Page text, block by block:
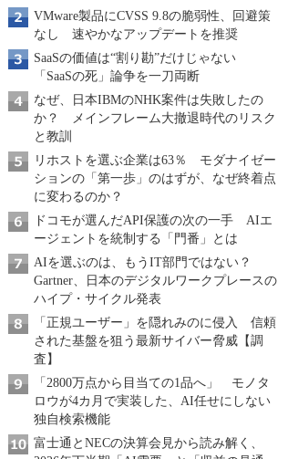
VMware製品にCVSS 9.8の脆弱性、回避策
なし 速やかなアップデートを推奨
SaaSの価値は“割り勘”だけじゃない
「SaaSの死」論争を一刀両断
なぜ、日本IBMのNHK案件は失敗したの
か？ メインフレーム大撤退時代のリスク
と教訓
リホストを選ぶ企業は63％ モダナイゼー
ションの「第一歩」のはずが、なぜ終着点
に変わるのか？
ドコモが選んだAPI保護の次の一手 AIエ
ージェントを統制する「門番」とは
AIを選ぶのは、もうIT部門ではない？
Gartner、日本のデジタルワークプレースの
ハイプ・サイクル発表
「正規ユーザー」を隠れみのに侵入 信頼
された基盤を狙う最新サイバー脅威【調
査】
「2800万点から目当ての1品へ」 モノタ
ロウが4カ月で実装した、AI任せにしない
独自検索機能
富士通とNECの決算会見から読み解く、